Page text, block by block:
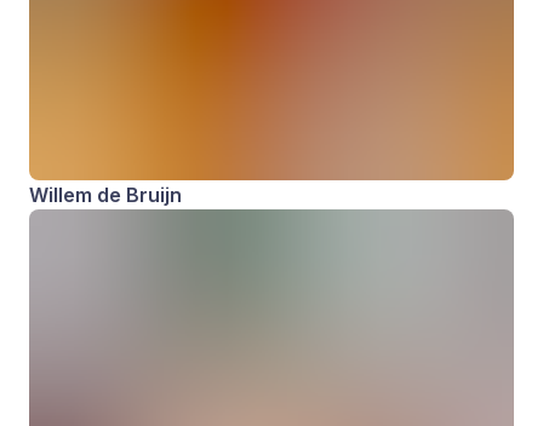
Willem de Bruijn